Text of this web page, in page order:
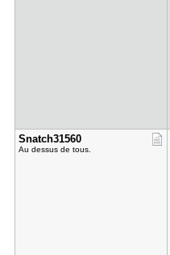
Snatch3156​0
Au dessus de tous.